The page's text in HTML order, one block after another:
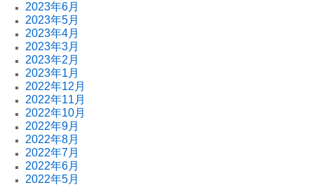
2023年6月
2023年5月
2023年4月
2023年3月
2023年2月
2023年1月
2022年12月
2022年11月
2022年10月
2022年9月
2022年8月
2022年7月
2022年6月
2022年5月